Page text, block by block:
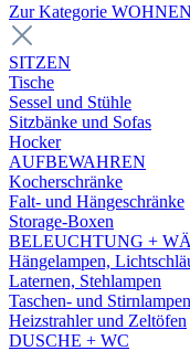
Zur Kategorie WOHNEN
SITZEN
Tische
Sessel und Stühle
Sitzbänke und Sofas
Hocker
AUFBEWAHREN
Kocherschränke
Falt- und Hängeschränke
Storage-Boxen
BELEUCHTUNG +
Hängelampen,
Laternen, Stehlampen
Taschen- und Stirnlampen
Heizstrahler und Zeltöfen
DUSCHE + WC